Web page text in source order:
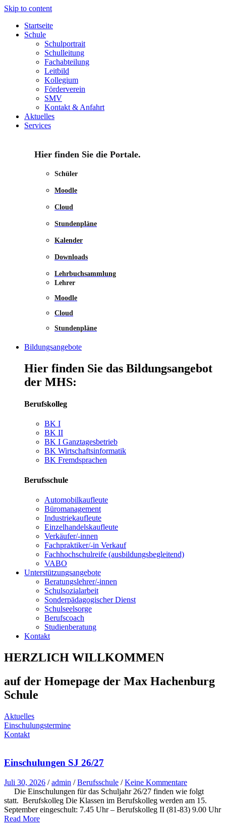
Skip to content
Startseite
Schule
Schulportrait
Schulleitung
Fachabteilung
Leitbild
Kollegium
Förderverein
SMV
Kontakt & Anfahrt
Aktuelles
Services
Hier finden Sie die Portale.
Schüler
Moodle
Cloud
Stundenpläne
Kalender
Downloads
Lehrbuchsammlung
Lehrer
Moodle
Cloud
Stundenpläne
Bildungsangebote
Hier finden Sie das Bildungsangebot
der MHS:
Berufskolleg
BK I
BK II
BK I Ganztagesbetrieb
BK Wirtschaftsinformatik
BK Fremdsprachen
Berufsschule
Automobilkaufleute
Büromanagement
Industriekaufleute
Einzelhandelskaufleute
Verkäufer/-innen
Fachpraktiker/-in Verkauf
Fachhochschulreife (ausbildungsbegleitend)
VABO
Unterstützungsangebote
Beratungslehrer/-innen
Schulsozialarbeit
Sonderpädagogischer Dienst
Schulseelsorge
Berufscoach
Studienberatung
Kontakt
HERZLICH WILLKOMMEN
auf der Homepage der Max Hachenburg
Schule
Aktuelles
Einschulungstermine
Kontakt
Einschulungen SJ 26/27
Juli 30, 2026 / admin / Berufsschule / Keine Kommentare
Die Einschulungen für das Schuljahr 26/27 finden wie folgt
statt. Berufskolleg Die Klassen im Berufskolleg werden am 15.
September eingeschult: 7.45 Uhr – Berufskolleg II (81-83) 9.00 Uhr
Read More